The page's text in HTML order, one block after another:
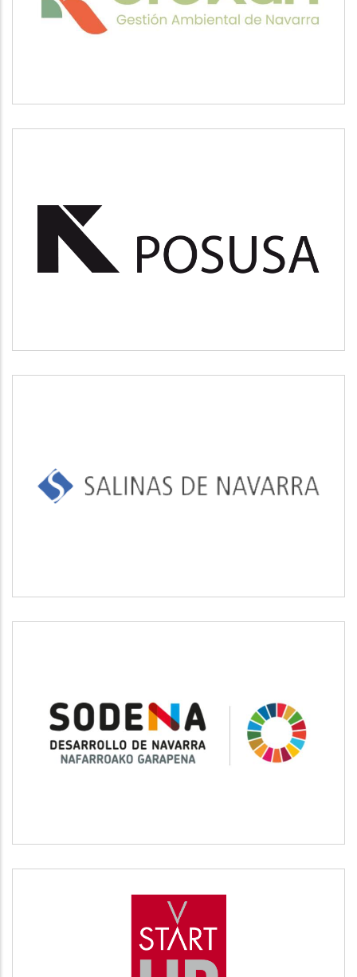
Medio ambiente
Medio ambiente
SALINAS DE NAVARRA
SODENA
Desarrollo empresarial
START UP